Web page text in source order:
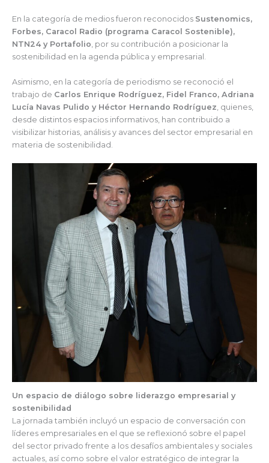
En la categoría de medios fueron reconocidos Sustenomics,
Forbes, Caracol Radio (programa Caracol Sostenible),
NTN24 y Portafolio, por su contribución a posicionar la
sostenibilidad en la agenda pública y empresarial.
Asimismo, en la categoría de periodismo se reconoció el
trabajo de Carlos Enrique Rodríguez, Fidel Franco, Adriana
Lucía Navas Pulido y Héctor Hernando Rodríguez , quienes,
desde distintos espacios informativos, han contribuido a
visibilizar historias, análisis y avances del sector empresarial en
materia de sostenibilidad.
Un espacio de diálogo sobre liderazgo empresarial y
sostenibilidad
La jornada también incluyó un espacio de conversación con
líderes empresariales en el que se reflexionó sobre el papel
del sector privado frente a los desafíos ambientales y sociales
actuales, así como sobre el valor estratégico de integrar la